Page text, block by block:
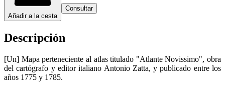
Añadir a la cesta
Consultar
Descripción
[Un] Mapa perteneciente al atlas titulado "Atlante Novissimo", obra
del cartógrafo y editor italiano Antonio Zatta, y publicado entre los
años 1775 y 1785.